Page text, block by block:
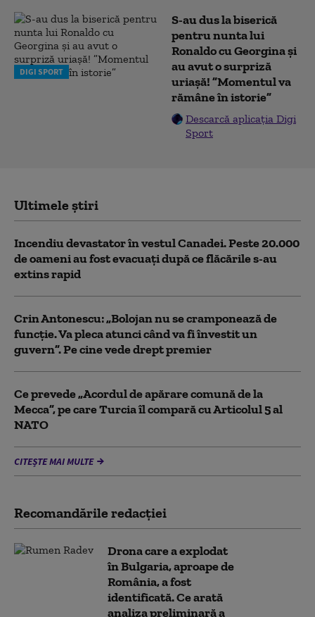
DIGI SPORT
S-au dus la biserică
pentru nunta lui
Ronaldo cu Georgina și
au avut o surpriză
uriașă! ”Momentul va
rămâne în istorie”
Descarcă aplicația Digi
Sport
Ultimele știri
Incendiu devastator în vestul Canadei. Peste 20.000
de oameni au fost evacuați după ce flăcările s-au
extins rapid
Crin Antonescu: „Bolojan nu se cramponează de
funcție. Va pleca atunci când va fi învestit un
guvern”. Pe cine vede drept premier
Ce prevede „Acordul de apărare comună de la
Mecca”, pe care Turcia îl compară cu Articolul 5 al
NATO
CITEȘTE MAI MULTE
Recomandările redacţiei
Drona care a explodat
în Bulgaria, aproape de
România, a fost
identificată. Ce arată
analiza preliminară a